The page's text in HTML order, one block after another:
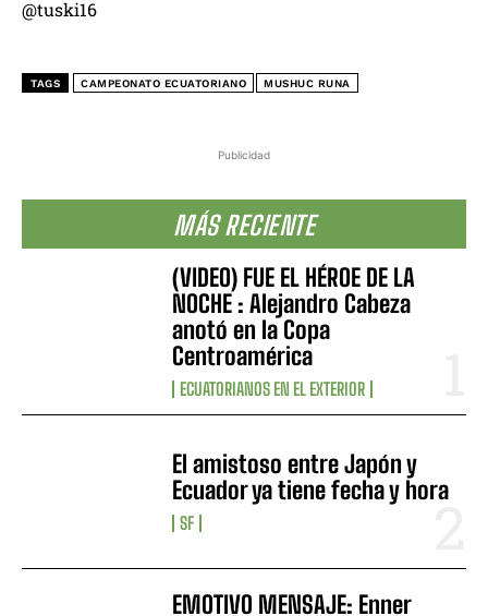
Publicidad
MÁS RECIENTE
(VIDEO) FUE EL HÉROE DE LA
NOCHE : Alejandro Cabeza
anotó en la Copa
Centroamérica
ECUATORIANOS EN EL EXTERIOR
El amistoso entre Japón y
Ecuador ya tiene fecha y hora
SF
EMOTIVO MENSAJE: Enner
@tuski16
TAGS CAMPEONATO ECUATORIANO MUSHUC RUNA